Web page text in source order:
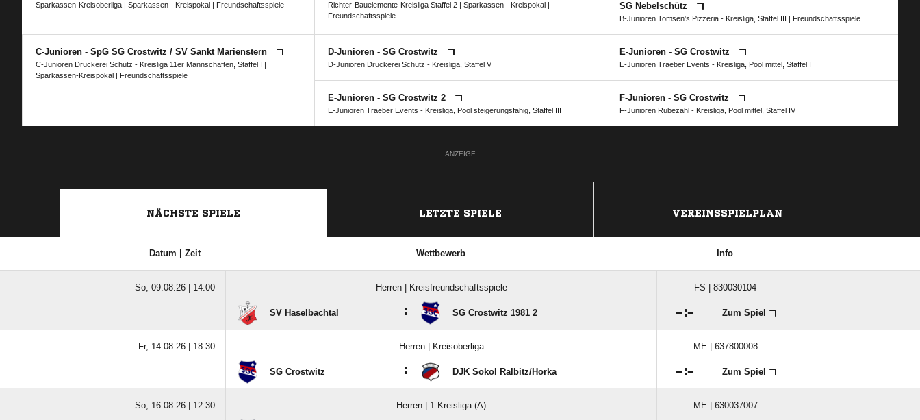
Sparkassen-Kreisoberliga | Sparkassen - Kreispokal | Freundschaftsspiele Richter-Bauelemente-Kreisliga Staffel 2| Sparkassen - Kreispokal|
Freundschaftsspiele
SG Nebelschütz
B-Junioren Tomsen's Pizzeria - Kreisliga, Staffel III | Freundschaftsspiele
C-Junioren - SpG SG Crostwitz /​ SV Sankt Marienstern
C-Junioren Druckerei Schütz - Kreisliga 11er Mannschaften, Staffel I |
Sparkassen-Kreispokal | Freundschaftsspiele
D-Junioren - SG Crostwitz
D-Junioren Druckerei Schütz - Kreisliga, Staffel V
E-Junioren - SG Crostwitz
E-Junioren Traeber Events - Kreisliga, Pool mittel, Staffel I
E-Junioren - SG Crostwitz 2
E-Junioren Traeber Events - Kreisliga, Pool steigerungsfähig, Staffel III
F-Junioren - SG Crostwitz
F-Junioren Rübezahl - Kreisliga, Pool mittel, Staffel IV
ANZEIGE
NÄCHSTE SPIELE LETZTE SPIELE VEREINSSPIELPLAN
Datum | Zeit Wettbewerb Info
So, 09.08.26 | 14:00 Herren | Kreisfreundschaftsspiele FS | 830030104
SV Haselbachtal : SG Crostwitz 1981 2 : Zum Spiel
Fr, 14.08.26 | 18:30 Herren | Kreisoberliga ME | 637800008
SG Crostwitz : DJK Sokol Ralbitz/​Horka : Zum Spiel
So, 16.08.26 | 12:30 Herren | 1.Kreisliga (A) ME | 630037007